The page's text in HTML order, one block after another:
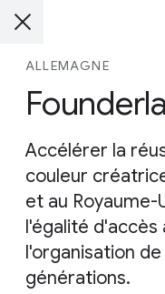
ALLEMAGNE
Accélérer la
couleur
et au Royaume-
l'égalité d'accès
l'organisation
générations.